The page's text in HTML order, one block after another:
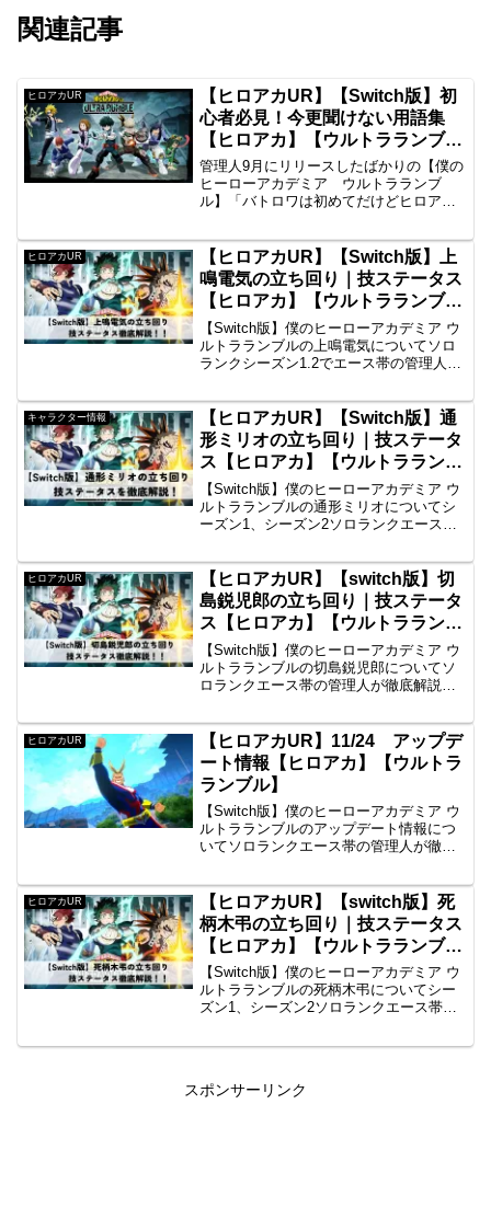
関連記事
ヒロアカUR
【ヒロアカUR】【Switch版】初
心者必見！今更聞けない用語集
【ヒロアカ】【ウルトラランブ
ル】
管理人9月にリリースしたばかりの【僕の
ヒーローアカデミア ウルトラランブ
ル】「バトロワは初めてだけどヒロアカ
ようかな...」なんて方も結構多いのでは
ないでしょうか。この記事では「ヒロア
カUR」を始める方や...
ヒロアカUR
【ヒロアカUR】【Switch版】上
鳴電気の立ち回り｜技ステータス
【ヒロアカ】【ウルトラランブ
ル】
【Switch版】僕のヒーローアカデミア ウ
ルトラランブルの上鳴電気についてソロ
ランクシーズン1.2でエース帯の管理人が
ダメージ数まで詳しく紹介しておりま
す。
キャラクター情報
【ヒロアカUR】【Switch版】通
形ミリオの立ち回り｜技ステータ
ス【ヒロアカ】【ウルトラランブ
ル】
【Switch版】僕のヒーローアカデミア ウ
ルトラランブルの通形ミリオについてシ
ーズン1、シーズン2ソロランクエース帯
価、個性技ダメージ数まで詳しく紹介し
ております。
ヒロアカUR
【ヒロアカUR】【switch版】切
島鋭児郎の立ち回り｜技ステータ
ス【ヒロアカ】【ウルトラランブ
ル】
【Switch版】僕のヒーローアカデミア ウ
ルトラランブルの切島鋭児郎についてソ
ロランクエース帯の管理人が徹底解説！
ダメージ数まで詳しく紹介しておりま
す。
ヒロアカUR
【ヒロアカUR】11/24 アップデ
ート情報【ヒロアカ】【ウルトラ
ランブル】
【Switch版】僕のヒーローアカデミア ウ
ルトラランブルのアップデート情報につ
いてソロランクエース帯の管理人が徹底
ヒロアカUR
【ヒロアカUR】【switch版】死
柄木弔の立ち回り｜技ステータス
【ヒロアカ】【ウルトラランブ
ル】
【Switch版】僕のヒーローアカデミア ウ
ルトラランブルの死柄木弔についてシー
ズン1、シーズン2ソロランクエース帯の
価、個性技ダメージ数まで詳しく紹介し
スポンサーリンク